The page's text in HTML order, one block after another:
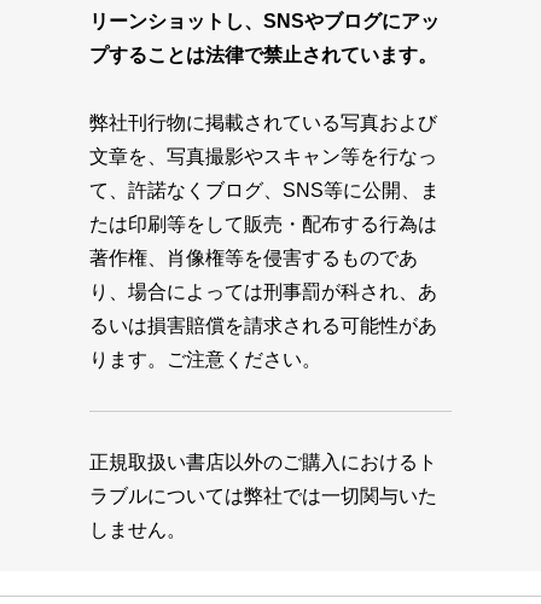
リーンショットし、SNSやブログにアッ
プすることは法律で禁止されています。
弊社刊行物に掲載されている写真および
文章を、写真撮影やスキャン等を行なっ
て、許諾なくブログ、SNS等に公開、ま
たは印刷等をして販売・配布する行為は
著作権、肖像権等を侵害するものであ
り、場合によっては刑事罰が科され、あ
るいは損害賠償を請求される可能性があ
ります。ご注意ください。
正規取扱い書店以外のご購入におけるト
ラブルについては弊社では一切関与いた
しません。